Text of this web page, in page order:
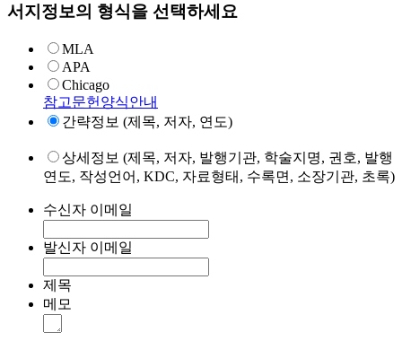
서지정보의 형식을 선택하세요
MLA
APA
Chicago
참고문헌양식안내
간략정보 (제목, 저자, 연도)
상세정보 (제목, 저자, 발행기관, 학술지명, 권호, 발행
연도, 작성언어, KDC, 자료형태, 수록면, 소장기관, 초록)
수신자 이메일
발신자 이메일
제목
메모